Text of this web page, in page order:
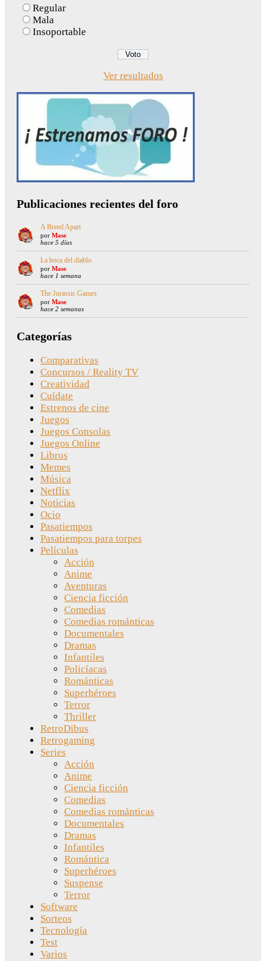
Regular
Mala
Insoportable
Ver resultados
Publicaciones recientes del foro
A Breed Apart
por Mase
hace 5 días
La boca del diablo
por Mase
hace 1 semana
The Jurassic Games
por Mase
hace 2 semanas
Categorías
Comparativas
Concursos / Reality TV
Creatividad
Cuídate
Estrenos de cine
Juegos
Juegos Consolas
Juegos Online
Libros
Memes
Música
Netflix
Noticias
Ocio
Pasatiempos
Pasatiempos para torpes
Películas
Acción
Anime
Aventuras
Ciencia ficción
Comedias
Comedias románticas
Documentales
Dramas
Infantiles
Policíacas
Románticas
Superhéroes
Terror
Thriller
RetroDibus
Retrogaming
Series
Acción
Anime
Ciencia ficción
Comedias
Comedias románticas
Documentales
Dramas
Infantiles
Romántica
Superhéroes
Suspense
Terror
Software
Sorteos
Tecnología
Test
Varios